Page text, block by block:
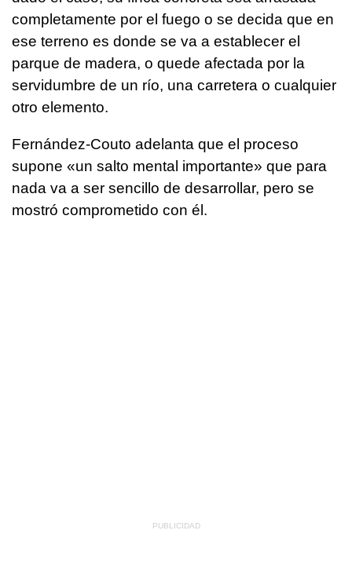
completamente por el fuego o se decida que en
ese terreno es donde se va a establecer el
parque de madera, o quede afectada por la
servidumbre de un río, una carretera o cualquier
otro elemento.
Fernández-Couto adelanta que el proceso
supone «un salto mental importante» que para
nada va a ser sencillo de desarrollar, pero se
mostró comprometido con él.